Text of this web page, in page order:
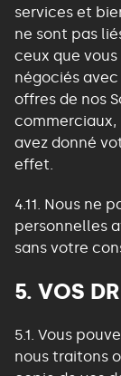
services et
ne sont pas
ceux que
négociés
offres de nos
commerciaux,
avez donné
effet.
4.11. Nous ne
personnelles
sans votre
5. VOS
5.1. Vous
nous traitons